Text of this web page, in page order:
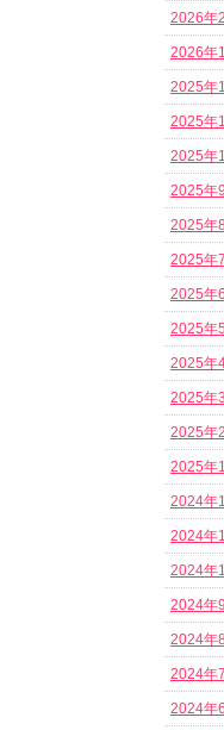
2026年
2026年
2025年
2025年
2025年
2025年
2025年
2025年
2025年
2025年
2025年
2025年
2025年
2025年
2024年
2024年
2024年
2024年
2024年
2024年
2024年